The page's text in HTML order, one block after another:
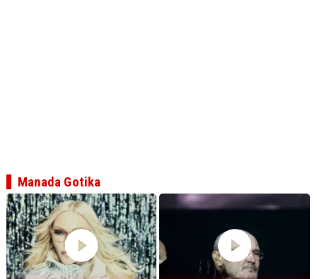
Manada Gotika